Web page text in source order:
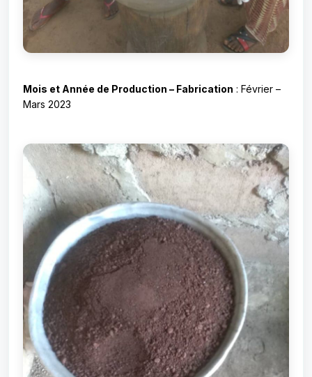
Mois et Année de Production – Fabrication : Février –
Mars 2023